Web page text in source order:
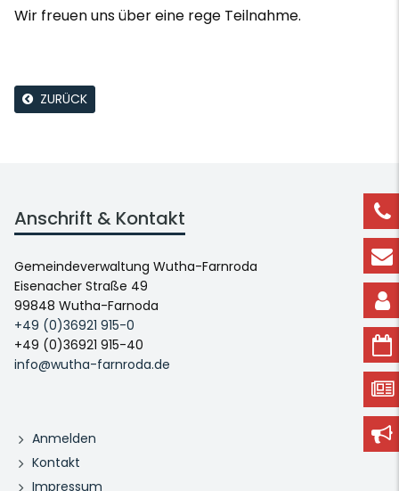
Wir freuen uns über eine rege Teilnahme.
ZURÜCK
Anschrift & Kontakt
Gemeindeverwaltung Wutha-Farnroda
Eisenacher Straße 49
99848 Wutha-Farnoda
+49 (0)36921 915-0
+49 (0)36921 915-40
info@wutha-farnroda.de
Anmelden
Kontakt
Impressum